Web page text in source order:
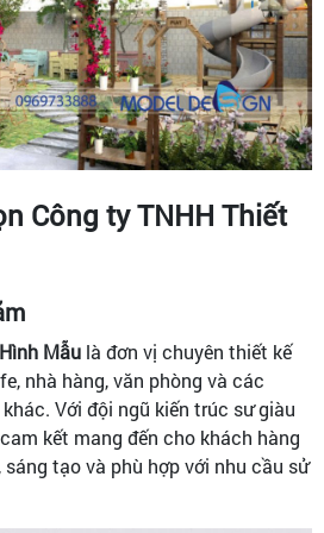
Công ty TNHH Thiết
Mẫu là đơn vị chuyên thiết kế
nhà hàng, văn phòng và các
Với đội ngũ kiến trúc sư giàu
kết mang đến cho khách hàng
tạo và phù hợp với nhu cầu sử